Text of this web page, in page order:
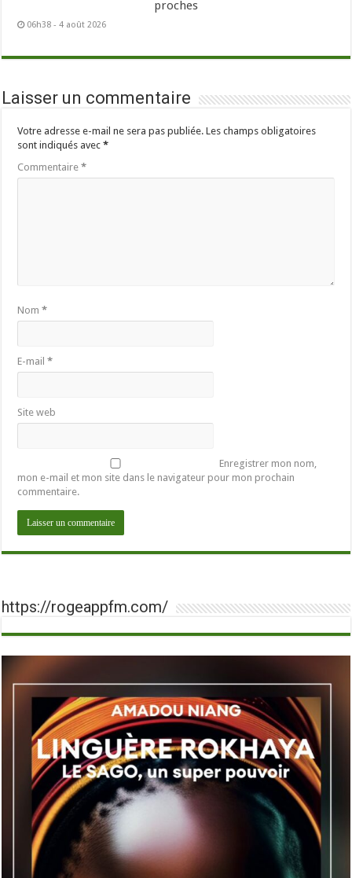
proches
06h38 - 4 août 2026
Laisser un commentaire
Votre adresse e-mail ne sera pas publiée. Les champs obligatoires
sont indiqués avec*
Commentaire*
Nom*
E-mail*
Site web
Enregistrer mon nom,
mon e-mail et mon site dans le navigateur pour mon prochain
commentaire.
https://rogeappfm.com/